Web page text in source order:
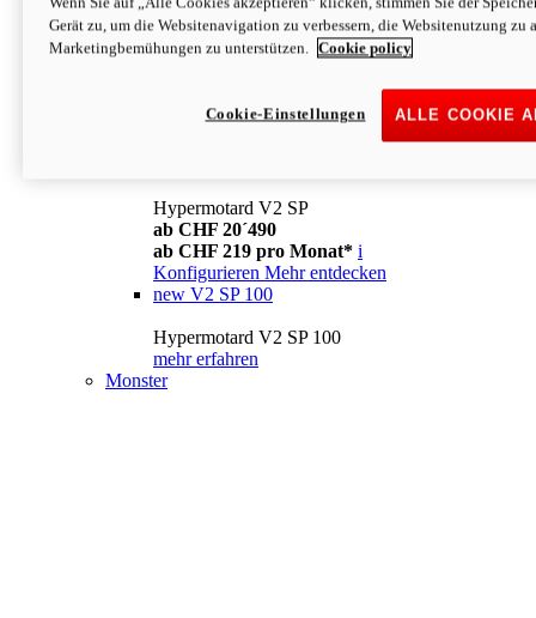
Konfigurieren Mehr entdecken
newV2
ab CHF 169 pro Monat* i
Mehr entdecken
Hypermotard V2 SP
ab CHF 20´490
ab CHF 219 pro Monat* i
Konfigurieren Mehr entdecken
new V2 SP 100
Hypermotard V2 SP 100
mehr erfahren
Monster
Gerät zu, um die Websitenavigation zu verbessern, die Websitenutzung zu
Marketingbemühungen zu unterstützen.
Cookie policy
ALLE COOKIE
Cookie-Einstellungen